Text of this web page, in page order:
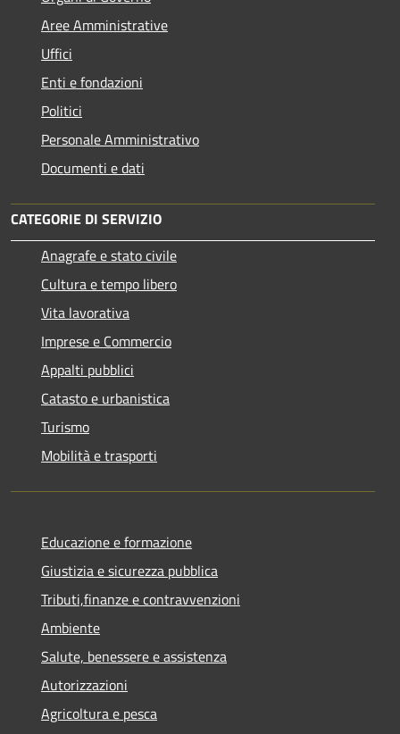
Aree Amministrative
Uffici
Enti e fondazioni
Politici
Personale Amministrativo
Documenti e dati
CATEGORIE DI SERVIZIO
Anagrafe e stato civile
Cultura e tempo libero
Vita lavorativa
Imprese e Commercio
Appalti pubblici
Catasto e urbanistica
Turismo
Mobilità e trasporti
Educazione e formazione
Giustizia e sicurezza pubblica
Tributi,finanze e contravvenzioni
Ambiente
Salute, benessere e assistenza
Autorizzazioni
Agricoltura e pesca